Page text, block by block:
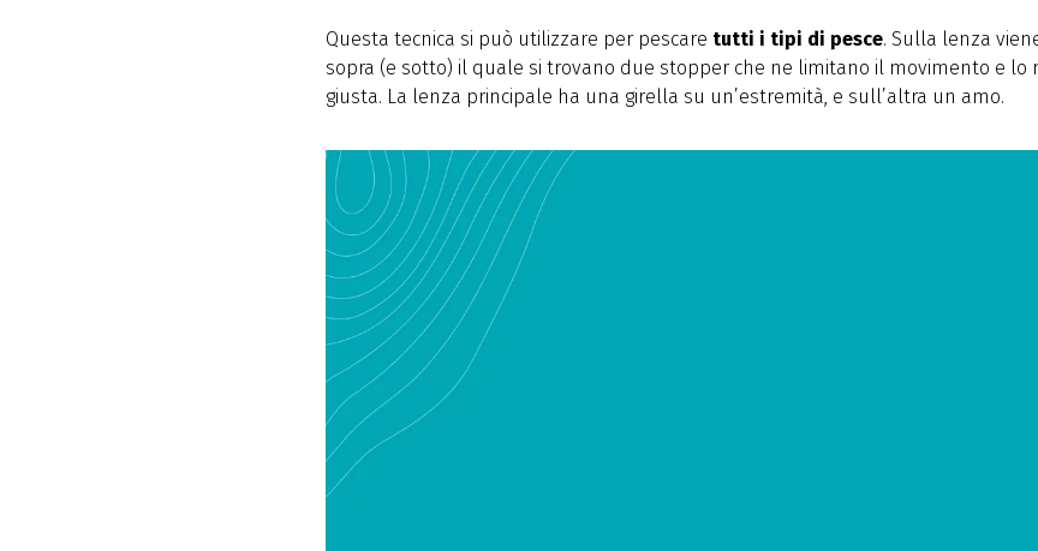
Questa tecnica si può utilizzare per pescare tutti i tipi di pesce. Sulla lenza
sopra (e sotto) il quale si trovano due stopper che ne limitano il movimento e lo
giusta. La lenza principale ha una girella su un’estremità, e sull’altra un amo.